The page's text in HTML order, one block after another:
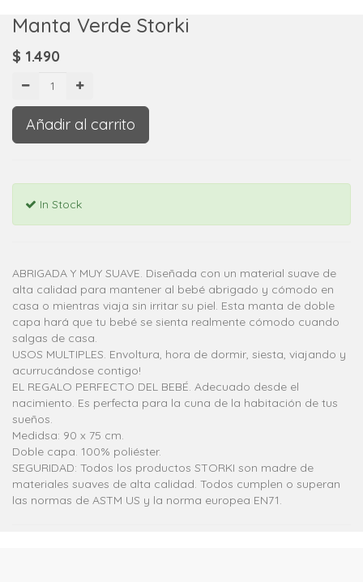
Manta Verde Storki
$ 1.490
Añadir al carrito
In Stock
ABRIGADA Y MUY SUAVE. Diseñada con un material suave de
alta calidad para mantener al bebé abrigado y cómodo en
casa o mientras viaja sin irritar su piel. Esta manta de doble
capa hará que tu bebé se sienta realmente cómodo cuando
salgas de casa.
USOS MULTIPLES. Envoltura, hora de dormir, siesta, viajando y
acurrucándose contigo!
EL REGALO PERFECTO DEL BEBÉ. Adecuado desde el
nacimiento. Es perfecta para la cuna de la habitación de tus
sueños.
Medidsa: 90 x 75 cm.
Doble capa. 100% poliéster.
SEGURIDAD: Todos los productos STORKI son madre de
materiales suaves de alta calidad. Todos cumplen o superan
las normas de ASTM US y la norma europea EN71.